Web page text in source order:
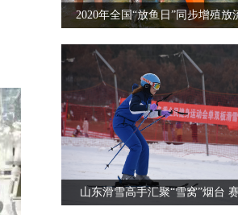
2020年全国“放鱼日”同步增殖放
山东滑雪高手汇聚“雪窝”烟台